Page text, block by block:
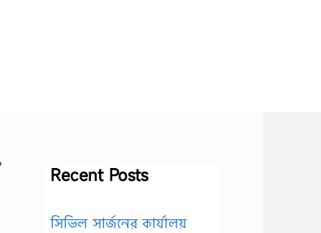
Recent Posts
সিভিল সার্জনের কার্যালয়